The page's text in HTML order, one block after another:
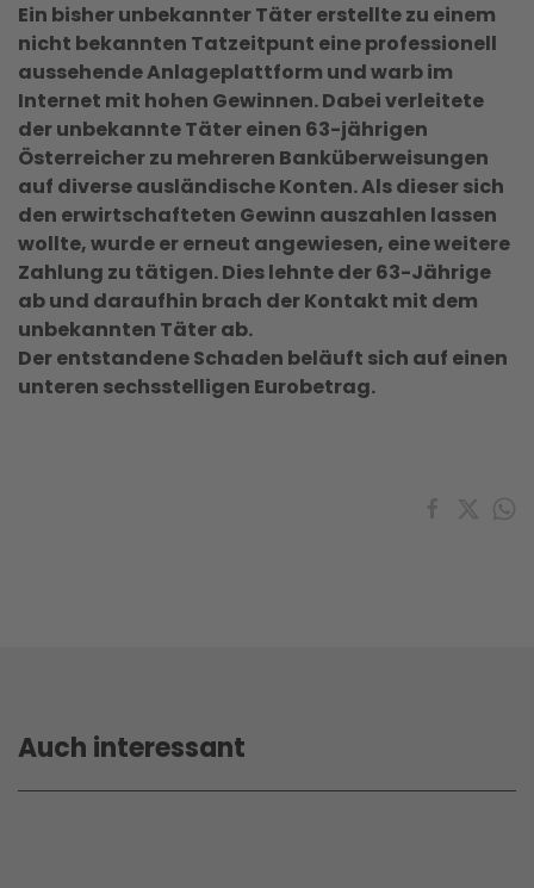
Ein bisher unbekannter Täter erstellte zu einem
nicht bekannten Tatzeitpunt eine professionell
aussehende Anlageplattform und warb im
Internet mit hohen Gewinnen. Dabei verleitete
der unbekannte Täter einen 63-jährigen
Österreicher zu mehreren Banküberweisungen
auf diverse ausländische Konten. Als dieser sich
den erwirtschafteten Gewinn auszahlen lassen
wollte, wurde er erneut angewiesen, eine weitere
Zahlung zu tätigen. Dies lehnte der 63-Jährige
ab und daraufhin brach der Kontakt mit dem
unbekannten Täter ab.
Der entstandene Schaden beläuft sich auf einen
unteren sechsstelligen Eurobetrag.
Auch interessant